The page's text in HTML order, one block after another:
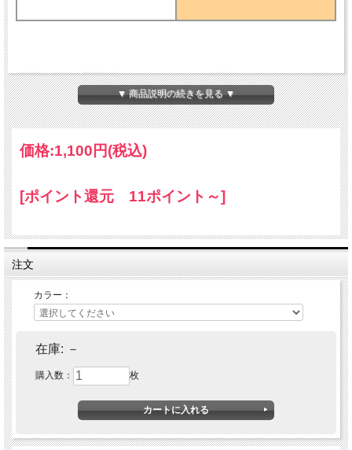
EPP-伝道師-林美智子女史が愛
してやまない
着るだけでエネルギーがアッ
プする
EPPサポートグッズ「愛 感謝T
シャツ」がリニューアル！
▼ 商品説明の続きを見る ▼
価格:1,100円(税込)
[ポイント還元 11ポイント～]
注文
カラー：
在庫: －
購入数： 枚